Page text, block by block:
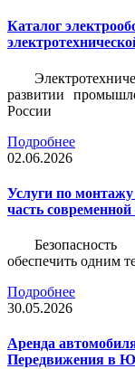
Каталог
развитии
России
Подробнее
02.06.2026
Услуги по
часть
обеспечить одним
Подробнее
30.05.2026
Аренда
Передвижения в